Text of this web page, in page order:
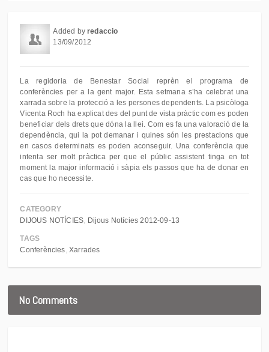
Added byredaccio
13/09/2012
La regidoria de Benestar Social reprèn el programa de
conferències per a la gent major. Esta setmana s’ha celebrat una
xarrada sobre la protecció a les persones dependents. La psicòloga
Vicenta Roch ha explicat des del punt de vista pràctic com es poden
beneficiar dels drets que dóna la llei. Com es fa una valoració de la
dependència, qui la pot demanar i quines són les prestacions que
en casos determinats es poden aconseguir. Una conferència que
intenta ser molt pràctica per que el públic assistent tinga en tot
moment la major informació i sàpia els passos que ha de donar en
cas que ho necessite.
CATEGORY
DIJOUS NOTÍCIES
Dijous Notícies 2012-09-13
TAGS
Conferències Xarrades
No Comments